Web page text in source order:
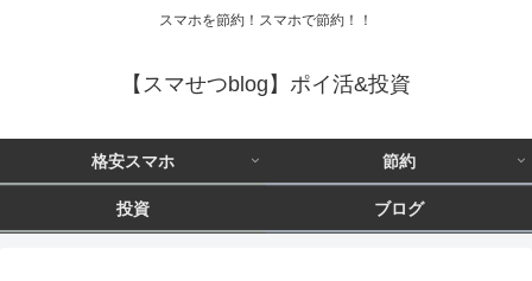
スマホを節約！スマホで節約！！
【スマせつblog】ポイ活&投資
格安スマホ 節約
投資 ブログ